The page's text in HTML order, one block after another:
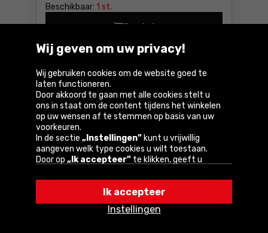
Beschikbaar: 1 st.
Bij u binnen4-5 dagen
GRATIS
Bestel
Vergelijk
Wij geven om uw privacy!
Wij gebruiken cookies om de website goed te
laten functioneren.
Door akkoord te gaan met alle cookies stelt u
ons in staat om de content tijdens het winkelen
op uw wensen af te stemmen op basis van uw
voorkeuren.
In de sectie „Instellingen” kunt u vrijwillig
aangeven welk type cookies u wilt toestaan.
Door op „Ik accepteer” te klikken, geeft u
volgens de instellingen van uw browser.
U kunt uw keuze te allen tijde wijzigen door op
„Instellingen”in het cookiebeleid te klikken.
Een van onze partners is Google.
Instellingen
Ik accepteer